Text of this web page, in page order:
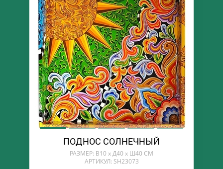
ПОДНОС СОЛНЕЧНЫЙ
РАЗМЕР: В10 х Д40 х Ш40 СМ
АРТИКУЛ: SH23073